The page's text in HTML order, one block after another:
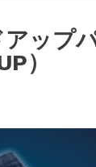
ップ
）